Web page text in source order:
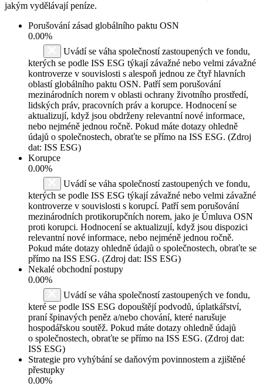
jakým vydělávají peníze.
Porušování zásad globálního paktu OSN
0.00%
Uvádí se váha společností zastoupených ve fondu,
kterých se podle ISS ESG týkají závažné nebo velmi závažné
kontroverze v souvislosti s alespoň jednou ze čtyř hlavních
oblastí globálního paktu OSN. Patří sem porušování
mezinárodních norem v oblasti ochrany životního prostředí,
lidských práv, pracovních práv a korupce. Hodnocení se
aktualizují, když jsou obdrženy relevantní nové informace,
nebo nejméně jednou ročně. Pokud máte dotazy ohledně
údajů o společnostech, obraťte se přímo na ISS ESG. (Zdroj
dat: ISS ESG)
Korupce
0.00%
Uvádí se váha společností zastoupených ve fondu,
kterých se podle ISS ESG týkají závažné nebo velmi závažné
kontroverze v souvislosti s korupcí. Patří sem porušování
mezinárodních protikorupčních norem, jako je Úmluva OSN
proti korupci. Hodnocení se aktualizují, když jsou dispozici
relevantní nové informace, nebo nejméně jednou ročně.
Pokud máte dotazy ohledně údajů o společnostech, obraťte se
přímo na ISS ESG. (Zdroj dat: ISS ESG)
Nekalé obchodní postupy
0.00%
Uvádí se váha společností zastoupených ve fondu,
které se podle ISS ESG dopouštějí podvodů, úplatkářství,
praní špinavých peněz a/nebo chování, které narušuje
hospodářskou soutěž. Pokud máte dotazy ohledně údajů
o společnostech, obraťte se přímo na ISS ESG. (Zdroj dat:
ISS ESG)
Strategie pro vyhýbání se daňovým povinnostem a zjištěné
přestupky
0.00%